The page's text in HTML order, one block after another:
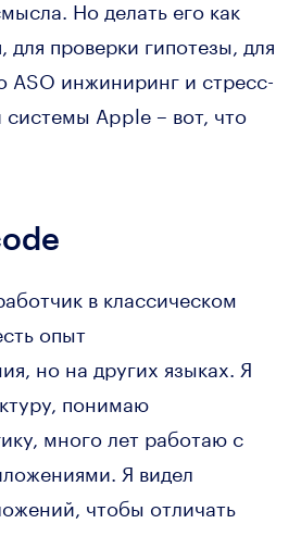
Но делать его как
для проверки гипотезы, для
ASO инжиниринг и стресс-
Apple – вот, что
в классическом
опыт
но на других языках. Я
понимаю
много лет работаю с
Я видел
чтобы отличать